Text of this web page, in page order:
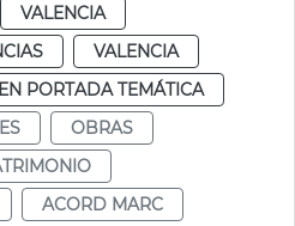
VALENCIA
VALENCIA
EN PORTADA TEMÁTICA
OBRAS
ACORD MARC